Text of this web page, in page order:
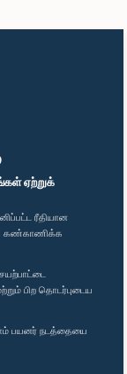
ஏற்றுக்
ரீதியான
கண்காணிக்க
பிற தொடர்புடைய
பயனர் நடத்தையை